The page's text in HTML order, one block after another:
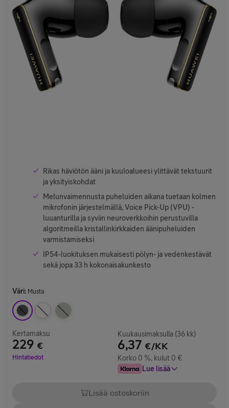
Rikas häviötön ääni ja kuuloalueesi ylittävät tekstuurit
ja yksityiskohdat
Melunvaimennusta puheluiden aikana tuetaan kolmen
mikrofonin järjestelmällä, Voice Pick-Up (VPU) -
luuanturilla ja syviin neuroverkkoihin perustuvilla
algoritmeilla kristallinkirkkaiden äänipuheluiden
varmistamiseksi
IP54-luokituksen mukaisesti pölyn- ja vedenkestävät
sekä jopa 33 h kokonaisakunkesto
Väri: Musta
Kertamaksu
229 €
Hinta 229 €
Hintatiedot
Kuukausimaksulla (36 kk)
6,37 €/KK
Korko 0 %, kulut 0 €
Lue lisää
Lisää ostoskoriin